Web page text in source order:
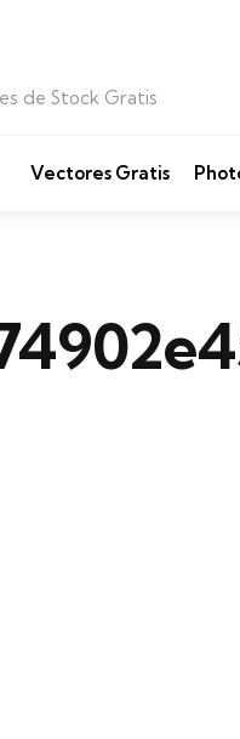
de Stock Gratis
Vectores Gratis